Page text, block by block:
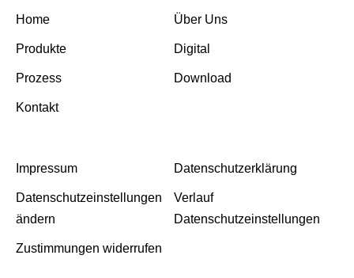
Home Über Uns
Produkte Digital
Prozess Download
Kontakt
Impressum Datenschutzerklärung
Datenschutzeinstellungen
ändern
Verlauf
Datenschutzeinstellungen
Zustimmungen widerrufen